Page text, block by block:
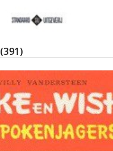
(391)